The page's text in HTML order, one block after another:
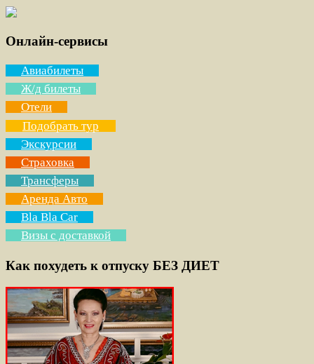
Онлайн-сервисы
Авиабилеты
Ж/д билеты
Отели
Подобрать тур
Экскурсии
Страховка
Трансферы
Аренда Авто
Bla Bla Car
Визы с доставкой
Как похудеть к отпуску БЕЗ ДИЕТ